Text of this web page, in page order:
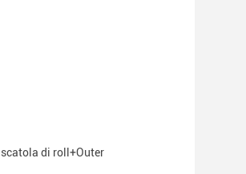
di roll+Outer